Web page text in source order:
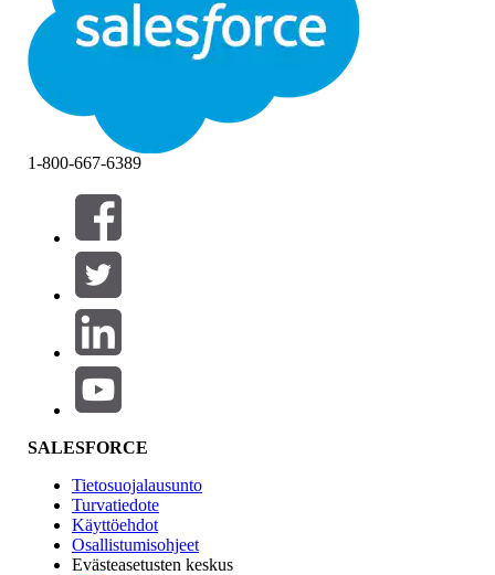
Sulje
Suodatusperuste (0)
VALITSE SUODATTIMET
Tuotealue
Ominaisuuden vaikutus
1-800-667-6389
SALESFORCE
Tietosuojalausunto
Turvatiedote
Käyttöehdot
Osallistumisohjeet
Evästeasetusten keskus